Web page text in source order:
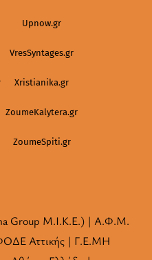
Upnow.gr
VresSyntages.gr
Xristianika.gr
ZoumeKalytera.gr
ZoumeSpiti.gr
Group Μ.Ι.Κ.Ε.) | Α.Φ.Μ.
Αττικής | Γ.Ε.ΜΗ